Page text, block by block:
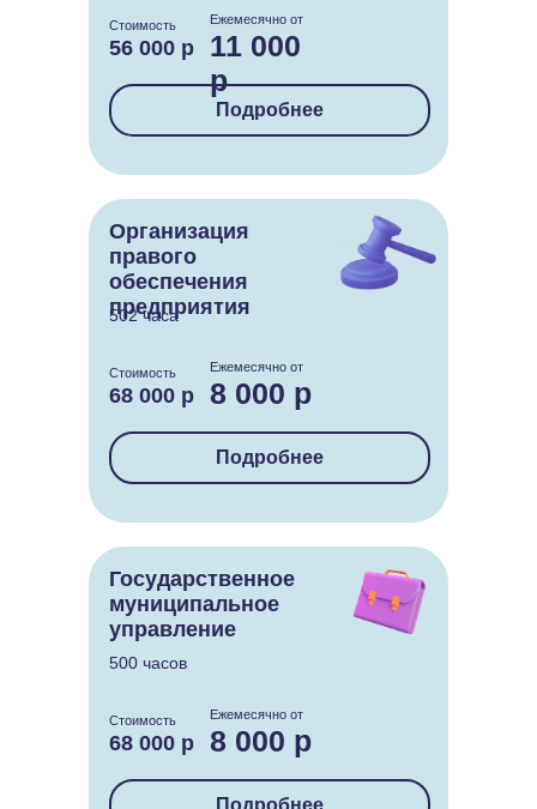
Государственное
муниципальное
управление
500 часов
8 000 р
68 000 р
Ежемесячно от
Стоимость
Подробнее
11 000
р
56 000 р
Ежемесячно от
Стоимость
Подробнее
Организация
правого
обеспечения
предприятия
502 часа
8 000 р
68 000 р
Ежемесячно от
Стоимость
Подробнее